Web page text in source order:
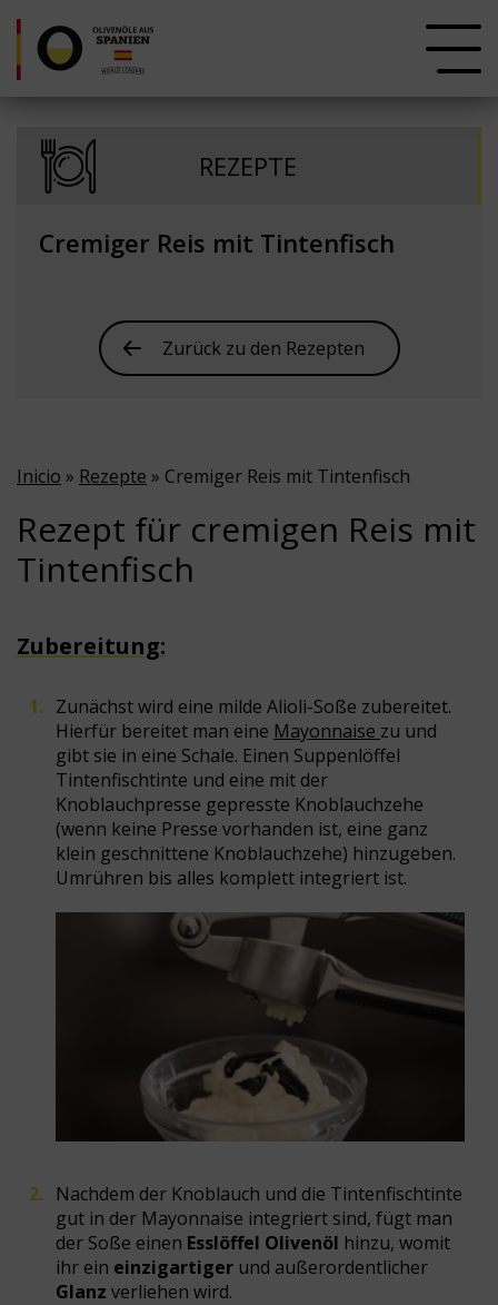
REZEPTE
Cremiger Reis mit Tintenfisch
Zurück zu den Rezepten
Inicio » Rezepte » Cremiger Reis mit Tintenfisch
Rezept für cremigen Reis mit
Tintenfisch
Zubereitung:
Zunächst wird eine milde Alioli-Soße zubereitet.
Hierfür bereitet man eine Mayonnaise zu und
gibt sie in eine Schale. Einen Suppenlöffel
Tintenfischtinte und eine mit der
Knoblauchpresse gepresste Knoblauchzehe
(wenn keine Presse vorhanden ist, eine ganz
klein geschnittene Knoblauchzehe) hinzugeben.
Umrühren bis alles komplett integriert ist.
Nachdem der Knoblauch und die Tintenfischtinte
gut in der Mayonnaise integriert sind, fügt man
der Soße einen Esslöffel Olivenöl hinzu, womit
ihr ein einzigartiger und außerordentlicher
Glanz verliehen wird.